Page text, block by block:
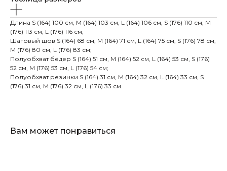
Длина S (164) 100 см, M (164) 103 см, L (164) 106 см, S (176) 110 см, M
(176) 113 см, L (176) 116 см;
Шаговый шов S (164) 68 см, M (164) 71 см, L (164) 75 см, S (176) 78 см,
M (176) 80 см, L (176) 83 см;
Полуобхват бёдер S (164) 51 см, M (164) 52 см, L (164) 53 см, S (176)
52 см, M (176) 53 см, L (176) 54 см;
Полуобхват резинки S (164) 31 см, M (164) 32 см, L (164) 33 см, S
(176) 31 см, M (176) 32 см, L (176) 33 см.
Вам может понравиться
О компании
Каталог
Шубы
Пуховики
Аксессуары
Пальто
Бренд ателье
Спортивки
Пошив шубы 6 мерок
Ателье по ремонту
Оптовый пошив
Меховое ателье
+7 985 184-32-44
Пошив шубы 12 мерок